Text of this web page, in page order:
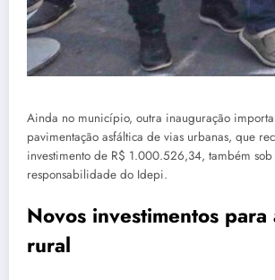
Ainda no município, outra inauguração
pavimentação asfáltica de vias urbanas, que
investimento de R$ 1.000.526,34, também sob
responsabilidade do Idepi.
Novos investimentos para
rural